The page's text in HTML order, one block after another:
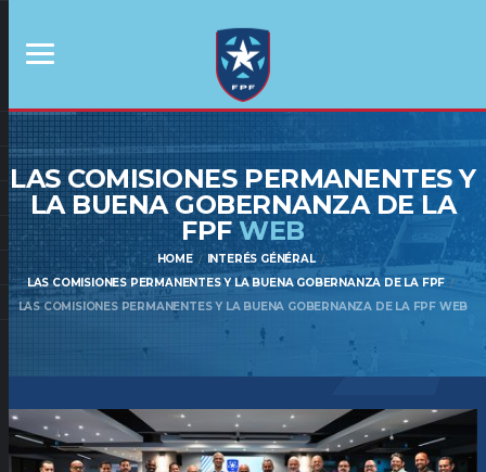
LAS COMISIONES PERMANENTES Y
LA BUENA GOBERNANZA DE LA
FPFWEB
HOME
INTERÉS GÉNÉRAL
LAS COMISIONES PERMANENTES Y LA BUENA GOBERNANZA DE LA FPF
LAS COMISIONES PERMANENTES Y LA BUENA GOBERNANZA DE LA FPF WEB